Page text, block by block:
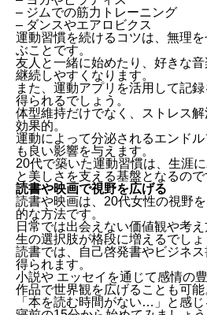
– ジムでの筋力トレーニング
– ダンスやエアロビクス
運動習慣を続けるコツは、無理
ぶことです。
友人と一緒に始めたり、好きな
継続しやすくなります。
また、運動アプリを活用して記
得られるでしょう。
体型維持だけでなく、ストレス
効果的。
運動によって分泌されるエンド
も良い影響を与えます。
20代で築いた運動習慣は、生涯
と美しさを支える基盤となるので
読書や映画で視野を広げる
読書や映画は、20代女性の視野
的な方法です。
日常では出会えない価値観や考
生の選択肢が格段に増えるでしょ
読書では、自己啓発書やビジネ
得られます。
小説や エッセイを通じて感情の
作品で世界観を広げることも可能
「本を読む時間がない…」と感